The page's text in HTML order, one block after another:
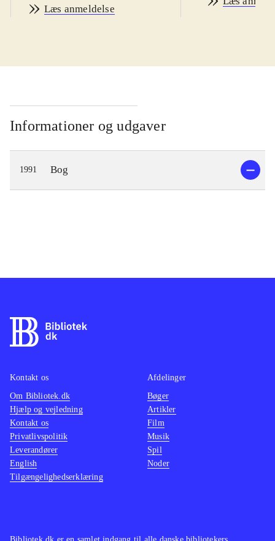
Læs anmeldelse
Informationer og udgaver
1991 Bog
Kontakt os
Om Bibliotek.dk
Hjælp og vejledning
Kontakt os
Privatlivspolitik
Leverandører
English
Tilgængelighedserklæring
Afdelinger
Bøger
Artikler
Film
Musik
Spil
Noder